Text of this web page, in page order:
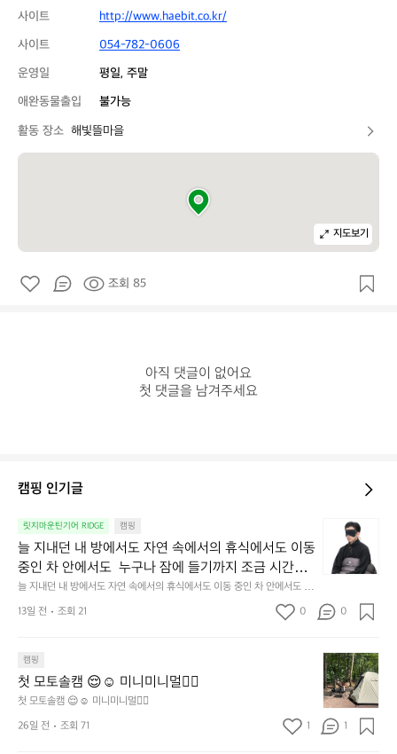
사이트
http://www.haebit.co.kr/
사이트
054-782-0606
운영일
평일, 주말
애완동물출입
불가능
활동 장소 해빛뜰마을
지도보기
조회 85
아직 댓글이 없어요
첫 댓글을 남겨주세요
캠핑 인기글
릿지마운틴기어 RIDGE 캠핑
늘 지내던 내 방에서도 자연 속에서의 휴식에서도 이동
중인 차 안에서도  누구나 잠에 들기까지 조금 시간이
걸리는 순간이 있습니다.  그럴 때는 차분하게 눈을 가
려보세요. 마치 암막 커튼을 조용히 내리듯이.  Polarte
c® Wind Pro™의 온기가 눈가를 포근히 감싸줍니다.
줍니다.  이 슬립 웜을 쓰는 것만으로 그곳은 나만의 밤
이 됩니다.  안녕히 주무세요.
늘 지내던 내 방에서도 자연 속에서의 휴식에서도 이동 중인 차 안에서도  누
구나 잠에 들기까지 조금 시간이 걸리는 순간이 있습니다.  그럴 때는 차분하
게 눈을 가려보세요. 마치 암막 커튼을 조용히 내리듯이.  Polartec® Wind
밤이 됩니다.  안녕히 주무세요.
내
던
방
도
자
연
속
에
13일 전 조회 21 0 0
캠핑
첫 모토솔캠 😌☺️ 미니미니멀👌🏼
첫 모토솔캠 😌☺️ 미니미니멀👌🏼
첫
모
토
솔
캠
26일 전 조회 71 1 1